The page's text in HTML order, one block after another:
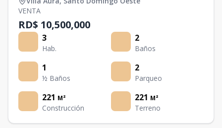
VENTA
RD$ 10,500,000
3
Hab.
2
Baños
1
½ Baños
2
Parqueo
221 M²
Construcción
221 M²
Terreno